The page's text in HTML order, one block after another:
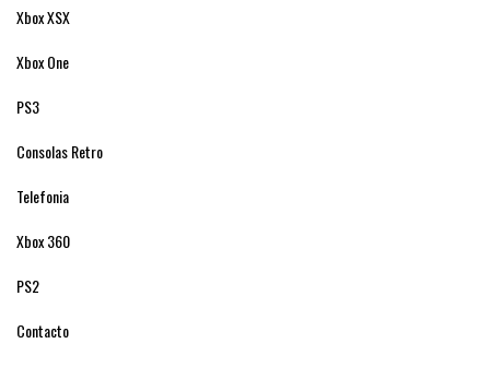
Xbox XSX
Xbox One
PS3
Consolas Retro
Telefonia
Xbox 360
PS2
Contacto